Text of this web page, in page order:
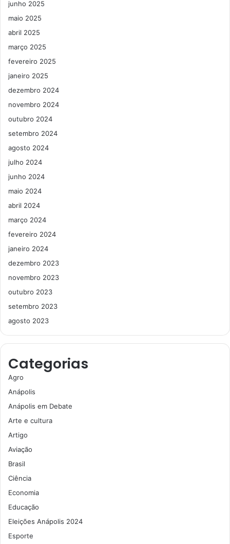
junho 2025
maio 2025
abril 2025
março 2025
fevereiro 2025
janeiro 2025
dezembro 2024
novembro 2024
outubro 2024
setembro 2024
agosto 2024
julho 2024
junho 2024
maio 2024
abril 2024
março 2024
fevereiro 2024
janeiro 2024
dezembro 2023
novembro 2023
outubro 2023
setembro 2023
agosto 2023
Categorias
Agro
Anápolis
Anápolis em Debate
Arte e cultura
Artigo
Aviação
Brasil
Ciência
Economia
Educação
Eleições Anápolis 2024
Esporte